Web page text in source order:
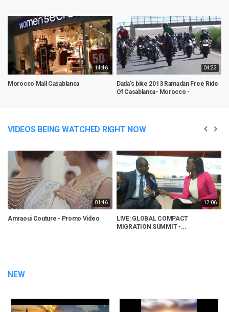
14:46
Morocco Mall Casablanca
04:23
Dada's bike 2013 Ramadan Free Ride
Of Casablanca- Morocco -
VIDEOS BEING WATCHED RIGHT NOW
01:46
Amraoui Couture - Promo Video
12:06
LIVE: GLOBAL COMPACT
MIGRATION SUMMIT -...
NEW